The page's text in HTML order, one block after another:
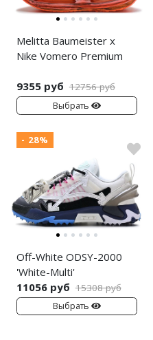
Melitta Baumeister x
Nike Vomero Premium
9355 руб 12756 руб
Выбрать
- 28%
Off-White ODSY-2000
'White-Multi'
11056 руб 15308 руб
Выбрать